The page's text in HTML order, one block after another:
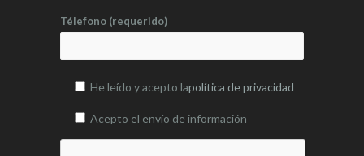
Télefono (requerido)
He leído y acepto lapolítica de privacidad
Acepto el envío de información